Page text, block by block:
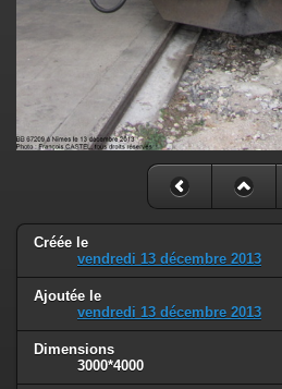
Créée le
vendredi 13 décembre 2013
Ajoutée le
vendredi 13 décembre 2013
Dimensions
3000*4000